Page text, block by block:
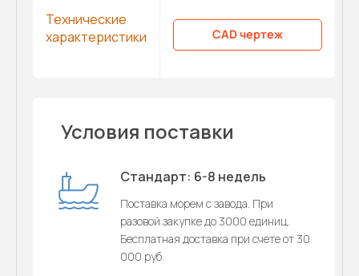
Технические
характеристики
CAD чертеж
Условия поставки
Стандарт: 6-8 недель
Поставка морем с завода. При
разовой закупке до 3000 единиц.
Бесплатная доставка при счете от 30
000 руб.